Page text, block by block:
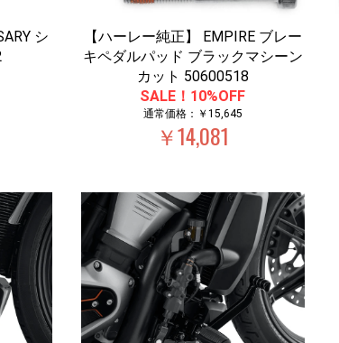
シ
【ハーレー純正】 EMPIRE ブレー
キペダルパッド ブラックマシーン
カット 50600518
SALE！10%OFF
通常価格：￥15,645
￥14,081